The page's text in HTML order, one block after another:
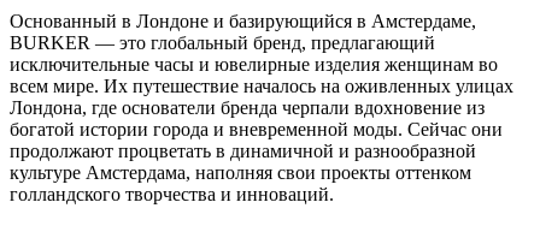
Основанный в Лондоне и базирующийся в Амстердаме,
BURKER — это глобальный бренд, предлагающий
исключительные часы и ювелирные изделия женщинам во
всем мире. Их путешествие началось на оживленных улицах
Лондона, где основатели бренда черпали вдохновение из
богатой истории города и вневременной моды. Сейчас они
продолжают процветать в динамичной и разнообразной
культуре Амстердама, наполняя свои проекты оттенком
голландского творчества и инноваций.